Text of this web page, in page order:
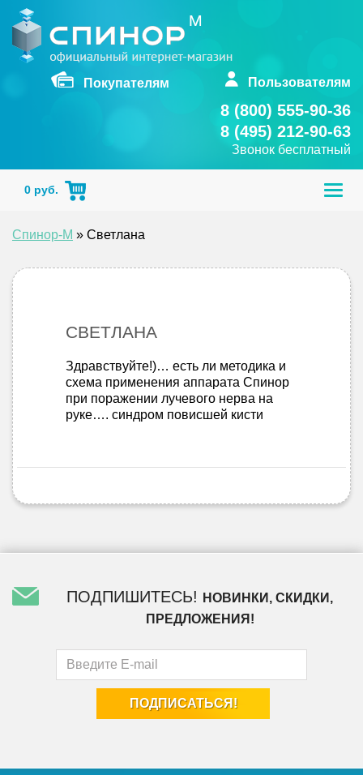
Skip
Покупателям Пользователям
8 (800) 555-90-36
8 (495) 212-90-63
Звонок бесплатный
0 руб.
Спинор-М » Светлана
СВЕТЛАНА
Здравствуйте!)… есть ли методика и
схема применения аппарата Спинор
при поражении лучевого нерва на
руке…. синдром повисшей кисти
ПОДПИШИТЕСЬ!
НОВИНКИ, СКИДКИ,
ПРЕДЛОЖЕНИЯ!